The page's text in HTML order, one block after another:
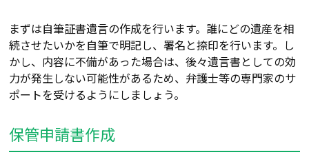
まずは自筆証書遺言の作成を行います。誰にどの遺産を相
続させたいかを自筆で明記し、署名と捺印を行います。し
かし、内容に不備があった場合は、後々遺言書としての効
力が発生しない可能性があるため、弁護士等の専門家のサ
ポートを受けるようにしましょう。
保管申請書作成